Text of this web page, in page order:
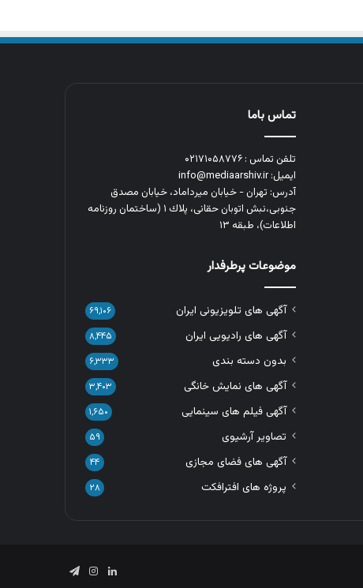
تماس باما
تلفن تماس : ۰۲۱۷۱۰۵۸۷۷۶
ایمیل: info@mediaarshiv.ir
آدرس: تهران - خیابان میرداماد، خیابان مصدق
جنوبی،نبش اتوبان حقانی، پلاك ١ (ساختمان روزنامه
اطلاعات)، طبقه ۱۳
موضوعات پرطرفدار
آگهی های تلویزیونی ایران ۶۹,۱۰۶
آگهی های رادیویی ایران ۸,۴۴۵
بدون دسته بندی ۶,۳۳۳
آگهی های نمایش خانگی ۳,۴۰۳
آگهی فیلم های سینمایی ۱,۶۵۰
تصاویر آرشیوی ۵۹
آگهی های فضای مجازی ۴۴
پروژه های افترافکت ۲۸
لینکدیناینستاگرام
تلگرام